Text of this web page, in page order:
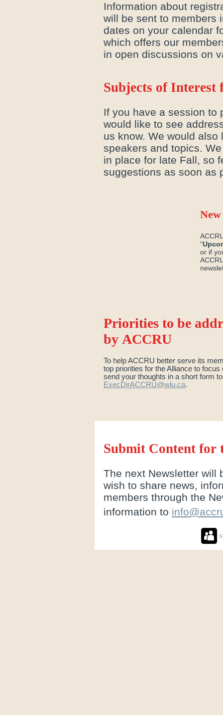
Information about
will be sent to members
dates on your calendar
which offers our
in open discussions on
Subjects of Interest
If you have a session to
would like to see
us know. We would
speakers and topics.
in place for late Fall, so
suggestions as soon as
“
or if
Priorities to be
by ACCRU
To help ACCRU better serve its
top priorities for the Alliance to
send your thoughts in a short form to
ExecDirACCRU@wlu.ca.
Submit Content for
The next Newsletter will
wish to share news,
members through the
information to